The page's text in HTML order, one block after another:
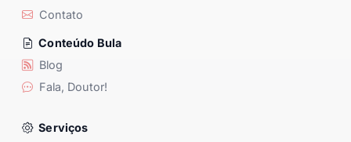
Contato
Conteúdo Bula
Blog
Fala, Doutor!
Serviços